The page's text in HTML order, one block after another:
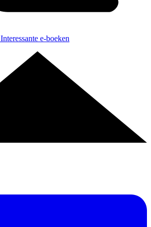
Interessante e-boeken